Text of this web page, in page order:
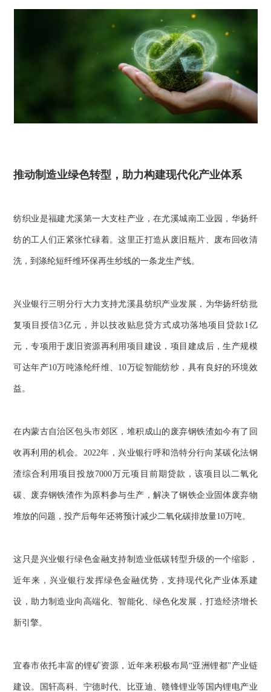
推动制造业绿色转型，助力构建现代化产业体系
纺织业是福建尤溪第一大支柱产业，在尤溪城南工业园，华扬纤
纺的工人们正紧张忙碌着。这里正打造从废旧瓶片、废布回收清
洗，到涤纶短纤维环保再生纱线的一条龙生产线。
兴业银行三明分行大力支持尤溪县纺织产业发展，为华扬纤纺批
复项目授信3亿元，并以技改贴息贷方式成功落地项目贷款1亿
元，专项用于废旧资源再利用项目建设，项目建成后，生产规模
可达年产10万吨涤纶纤维、10万锭智能纺纱，具有良好的环境效
益。
在内蒙古自治区包头市郊区，堆积成山的废弃钢铁渣如今有了回
收再利用的机会。2022年，兴业银行呼和浩特分行向某碳化法钢
渣综合利用项目投放7000万元项目前期贷款，该项目以二氧化
碳、废弃钢铁渣作为原料参与生产，解决了钢铁企业固体废弃物
堆放的问题，投产后每年还将预计减少二氧化碳排放量10万吨。
这只是兴业银行绿色金融支持制造业低碳转型升级的一个缩影，
近年来，兴业银行发挥绿色金融优势，支持现代化产业体系建
设，助力制造业向高端化、智能化、绿色化发展，打造经济增长
新引擎。
宜春市依托丰富的锂矿资源，近年来积极布局“亚洲锂都”产业链
建设。国轩高科、宁德时代、比亚迪、赣锋锂业等国内锂电产业